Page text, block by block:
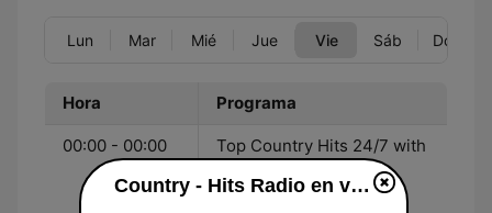
Lun Mar Mié Jue Vie Sáb Dom
Hora Programa
00:00 - 00:00
Top Country Hits 24/7 with
interruptions -
Country - Hits Radio en vivo